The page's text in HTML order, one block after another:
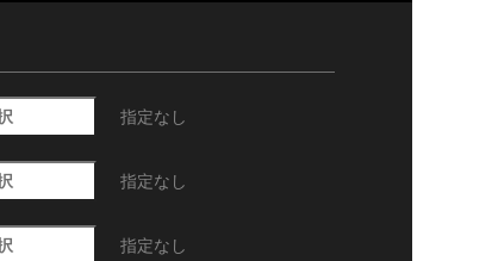
指定なし
指定なし
指定なし